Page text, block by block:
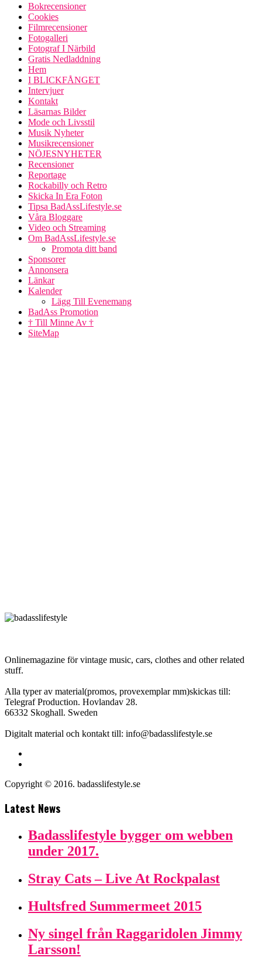
Bokrecensioner
Cookies
Filmrecensioner
Fotogalleri
Fotograf I Närbild
Gratis Nedladdning
Hem
I BLICKFÅNGET
Intervjuer
Kontakt
Läsarnas Bilder
Mode och Livsstil
Musik Nyheter
Musikrecensioner
NÖJESNYHETER
Recensioner
Reportage
Rockabilly och Retro
Skicka In Era Foton
Tipsa BadAssLifestyle.se
Våra Bloggare
Video och Streaming
Om BadAssLifestyle.se
Promota ditt band
Sponsorer
Annonsera
Länkar
Kalender
Lägg Till Evenemang
BadAss Promotion
† Till Minne Av †
SiteMap
Onlinemagazine för vintage music, cars, clothes and other related
stuff.
Alla typer av material(promos, provexemplar mm)skickas till:
Telegraf Production. Hovlandav 28.
66332 Skoghall. Sweden
Digitalt material och kontakt till: info@badasslifestyle.se
Copyright © 2016. badasslifestyle.se
Latest News
Badasslifestyle bygger om webben
under 2017.
Stray Cats – Live At Rockpalast
Hultsfred Summermeet 2015
Ny singel från Raggaridolen Jimmy
Larsson!